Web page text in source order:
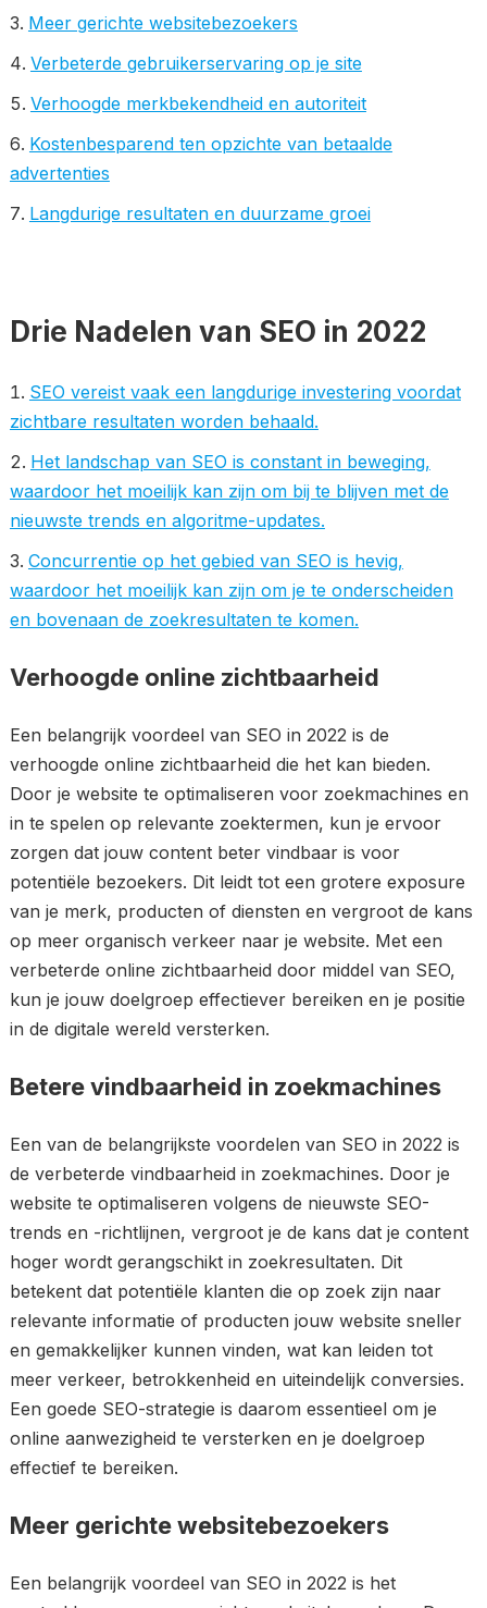
Meer gerichte websitebezoekers
Verbeterde gebruikerservaring op je site
Verhoogde merkbekendheid en autoriteit
Kostenbesparend ten opzichte van betaalde
advertenties
Langdurige resultaten en duurzame groei
Drie Nadelen van SEO in 2022
SEO vereist vaak een langdurige investering voordat
zichtbare resultaten worden behaald.
Het landschap van SEO is constant in beweging,
waardoor het moeilijk kan zijn om bij te blijven met de
nieuwste trends en algoritme-updates.
Concurrentie op het gebied van SEO is hevig,
waardoor het moeilijk kan zijn om je te onderscheiden
en bovenaan de zoekresultaten te komen.
Verhoogde online zichtbaarheid
Een belangrijk voordeel van SEO in 2022 is de
verhoogde online zichtbaarheid die het kan bieden.
Door je website te optimaliseren voor zoekmachines en
in te spelen op relevante zoektermen, kun je ervoor
zorgen dat jouw content beter vindbaar is voor
potentiële bezoekers. Dit leidt tot een grotere exposure
van je merk, producten of diensten en vergroot de kans
op meer organisch verkeer naar je website. Met een
verbeterde online zichtbaarheid door middel van SEO,
kun je jouw doelgroep effectiever bereiken en je positie
in de digitale wereld versterken.
Betere vindbaarheid in zoekmachines
Een van de belangrijkste voordelen van SEO in 2022 is
de verbeterde vindbaarheid in zoekmachines. Door je
website te optimaliseren volgens de nieuwste SEO-
trends en -richtlijnen, vergroot je de kans dat je content
hoger wordt gerangschikt in zoekresultaten. Dit
betekent dat potentiële klanten die op zoek zijn naar
relevante informatie of producten jouw website sneller
en gemakkelijker kunnen vinden, wat kan leiden tot
meer verkeer, betrokkenheid en uiteindelijk conversies.
Een goede SEO-strategie is daarom essentieel om je
online aanwezigheid te versterken en je doelgroep
effectief te bereiken.
Meer gerichte websitebezoekers
Een belangrijk voordeel van SEO in 2022 is het